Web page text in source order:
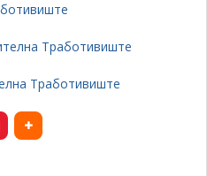
Тработивиште
Тработивиште